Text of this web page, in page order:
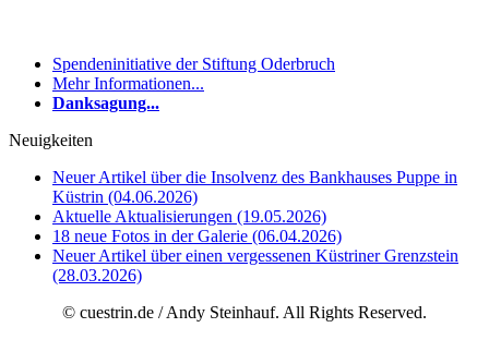
Spendeninitiative der Stiftung Oderbruch
Mehr Informationen...
Danksagung...
Neuigkeiten
Neuer Artikel über die Insolvenz des Bankhauses Puppe in
Küstrin (04.06.2026)
Aktuelle Aktualisierungen (19.05.2026)
18 neue Fotos in der Galerie (06.04.2026)
Neuer Artikel über einen vergessenen Küstriner Grenzstein
(28.03.2026)
© cuestrin.de / Andy Steinhauf. All Rights Reserved.